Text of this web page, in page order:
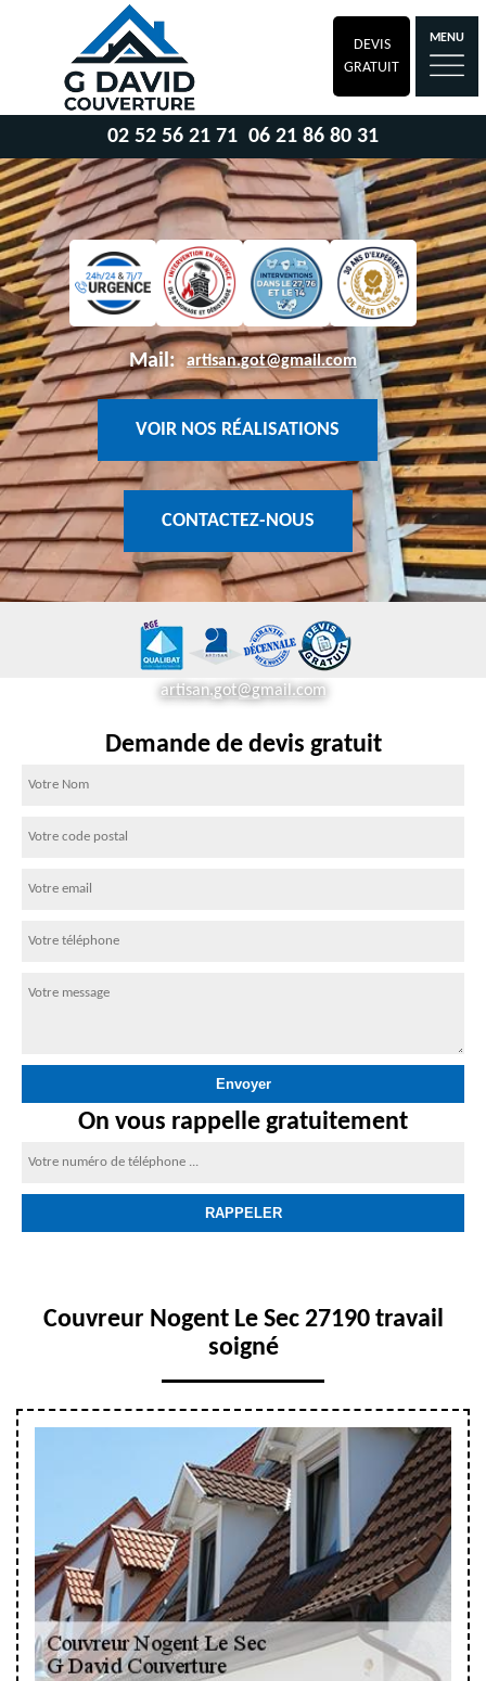
DEVIS
GRATUIT
MENU
02 52 56 21 71 06 21 86 80 31
Mail: artisan.got@gmail.com
VOIR NOS RÉALISATIONS
CONTACTEZ-NOUS
artisan.got@gmail.com
Demande de devis gratuit
On vous rappelle gratuitement
Couvreur Nogent Le Sec 27190 travail
soigné